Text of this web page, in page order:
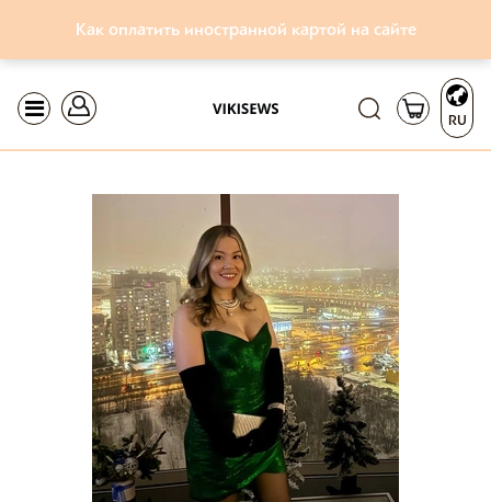
Как оплатить иностранной картой на сайте
RU